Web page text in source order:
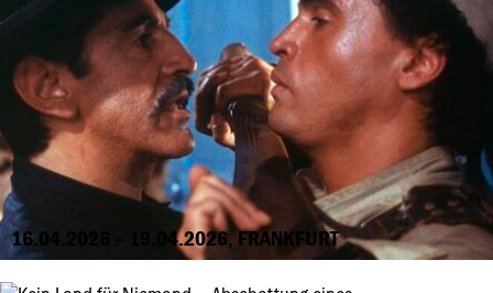
16.04.2026 – 19.04.2026, FRANKFURT